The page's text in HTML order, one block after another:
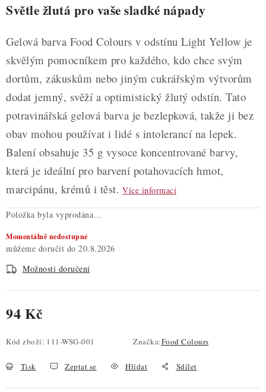
Světle žlutá pro vaše sladké nápady
Gelová barva Food Colours v odstínu Light Yellow je
skvělým pomocníkem pro každého, kdo chce svým
dortům, zákuskům nebo jiným cukrářským výtvorům
dodat jemný, svěží a optimistický žlutý odstín. Tato
potravinářská gelová barva je bezlepková, takže ji bez
obav mohou používat i lidé s intolerancí na lepek.
Balení obsahuje 35 g vysoce koncentrované barvy,
která je ideální pro barvení potahovacích hmot,
marcipánu, krémů i těst. Více informací
Položka byla vyprodána…
Momentálně nedostupné
20.8.2026
Možnosti doručení
94 Kč
Kód zboží: 111-WSG-001 Značka:Food Colours
Tisk Zeptat se Hlídat Sdílet